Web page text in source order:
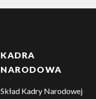
KADRA
NARODOWA
Skład Kadry Narodowej